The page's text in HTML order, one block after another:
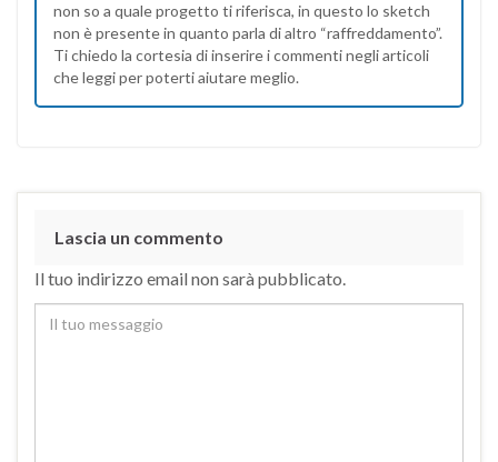
non so a quale progetto ti riferisca, in questo lo sketch
non è presente in quanto parla di altro “raffreddamento”.
Ti chiedo la cortesia di inserire i commenti negli articoli
che leggi per poterti aiutare meglio.
Lascia un commento
Il tuo indirizzo email non sarà pubblicato.